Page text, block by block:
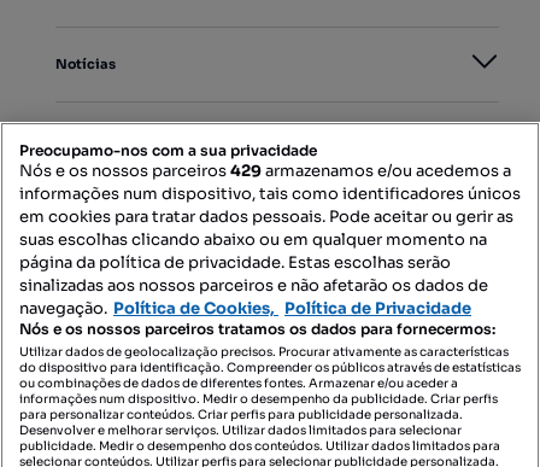
Notícias
Mapa do Site
Contacte-nos
SIGA-NOS:
Preocupamo-nos com a sua privacidade
Nós e os nossos parceiros429armazenamos e/ou acedemos a
informações num dispositivo, tais como identificadores únicos
em cookies para tratar dados pessoais. Pode aceitar ou gerir as
suas escolhas clicando abaixo ou em qualquer momento na
página da política de privacidade. Estas escolhas serão
sinalizadas aos nossos parceiros e não afetarão os dados de
navegação. Política de Cookies, Política de Privacidade
Nós e os nossos parceiros tratamos os dados para fornecermos:
Utilizar dados de geolocalização precisos. Procurar ativamente as características
do dispositivo para identificação. Compreender os públicos através de estatísticas
ou combinações de dados de diferentes fontes. Armazenar e/ou aceder a
informações num dispositivo. Medir o desempenho da publicidade. Criar perfis
para personalizar conteúdos. Criar perfis para publicidade personalizada.
Desenvolver e melhorar serviços. Utilizar dados limitados para selecionar
publicidade. Medir o desempenho dos conteúdos. Utilizar dados limitados para
selecionar conteúdos. Utilizar perfis para selecionar publicidade personalizada.